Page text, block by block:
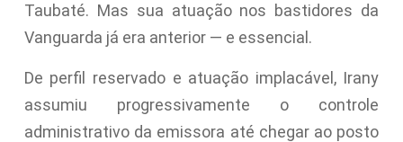
Taubaté. Mas sua atuação nos bastidores da
Vanguarda já era anterior — e essencial.
De perfil reservado e atuação implacável, Irany
assumiu progressivamente o controle
administrativo da emissora até chegar ao posto